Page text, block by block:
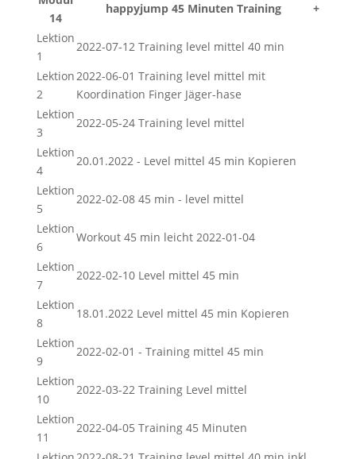
14
happyjump 45 Minuten Training
+
Lektion
1
2022-07-12 Training level mittel 40 min
Lektion
2
2022-06-01 Training level mittel mit
Koordination Finger Jäger-hase
Lektion
3
2022-05-24 Training level mittel
Lektion
4
20.01.2022 - Level mittel 45 min Kopieren
Lektion
5
2022-02-08 45 min - level mittel
Lektion
6
Workout 45 min leicht 2022-01-04
Lektion
7
2022-02-10 Level mittel 45 min
Lektion
8
18.01.2022 Level mittel 45 min Kopieren
Lektion
9
2022-02-01 - Training mittel 45 min
Lektion
10
2022-03-22 Training Level mittel
Lektion
11
2022-04-05 Training 45 Minuten